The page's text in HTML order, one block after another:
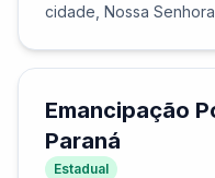
cidade, Nossa
Emancipação
Paraná
Estadual